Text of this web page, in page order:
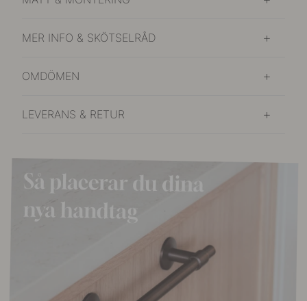
MER INFO & SKÖTSELRÅD
OMDÖMEN
LEVERANS & RETUR